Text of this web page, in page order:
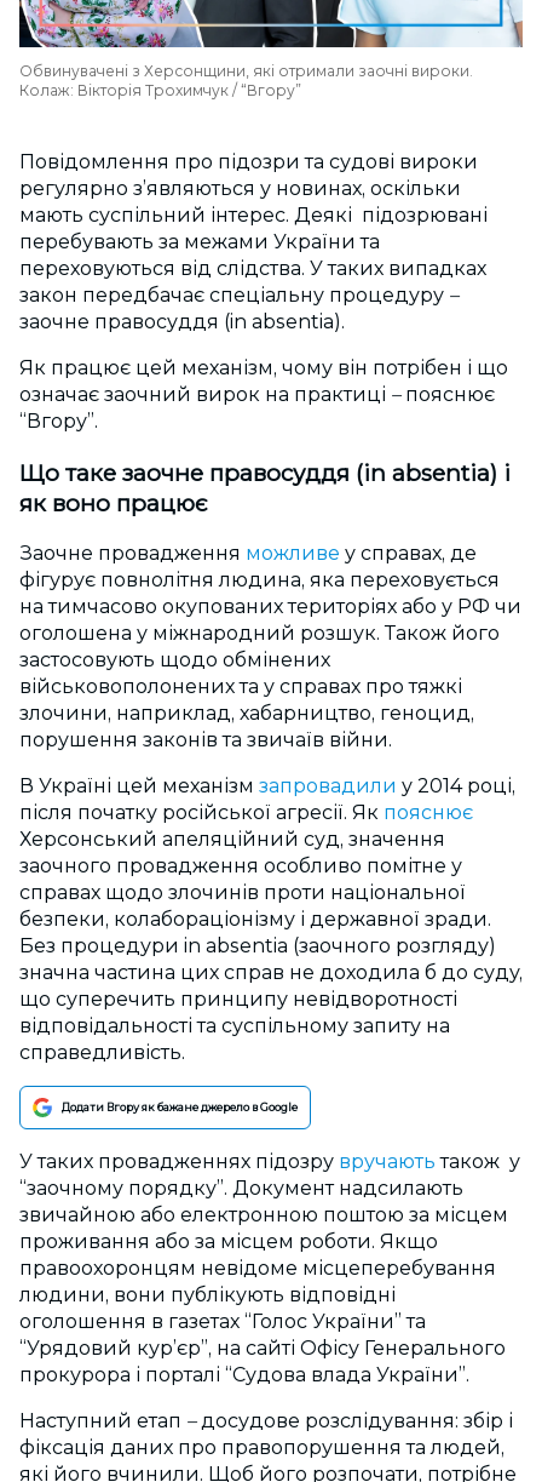
Обвинувачені з Херсонщини, які отримали заочні вироки.
Колаж: Вікторія Трохимчук / “Вгору”
Повідомлення про підозри та судові вироки
регулярно з’являються у новинах, оскільки
мають суспільний інтерес. Деякі підозрювані
перебувають за межами України та
переховуються від слідства. У таких випадках
закон передбачає спеціальну процедуру –
заочне правосуддя (in absentia).
Як працює цей механізм, чому він потрібен і що
означає заочний вирок на практиці –пояснює
“Вгору”.
Що таке заочне правосуддя (in absentia) і
як воно працює
Заочне провадження можливе у справах, де
фігурує повнолітня людина, яка переховується
на тимчасово окупованих територіях або у РФ чи
оголошена у міжнародний розшук. Також його
застосовують щодо обмінених
військовополонених та у справах про тяжкі
злочини, наприклад, хабарництво, геноцид,
порушення законів та звичаїв війни.
В Україні цей механізм запровадили у 2014 році,
після початку російської агресії. Як пояснює
Херсонський апеляційний суд, значення
заочного провадження особливо помітне у
справах щодо злочинів проти національної
безпеки, колабораціонізму і державної зради.
Без процедури in absentia (заочного розгляду)
значна частина цих справ не доходила б до суду,
що суперечить принципу невідворотності
відповідальності та суспільному запиту на
справедливість.
Додати Вгору як бажане джерело в Google
У таких провадженнях підозру вручають також у
“заочному порядку”. Документ надсилають
звичайною або електронною поштою за місцем
проживання або за місцем роботи. Якщо
правоохоронцям невідоме місцеперебування
людини, вони публікують відповідні
оголошення в газетах “Голос України” та
“Урядовий кур’єр”, на сайті Офісу Генерального
прокурора і порталі “Судова влада України”.
Наступний етап –досудове розслідування: збір і
фіксація даних про правопорушення та людей,
які його вчинили. Щоб його розпочати, потрібне